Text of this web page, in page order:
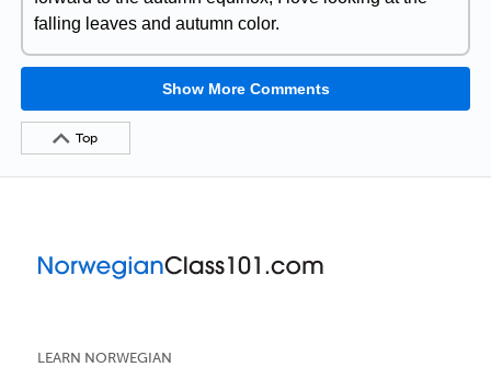
falling leaves and autumn color.
Show More Comments
Top
LEARN NORWEGIAN